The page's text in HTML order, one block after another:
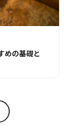
めの基礎と